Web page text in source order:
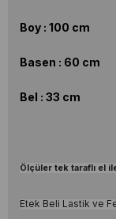
Boy : 100 cm
Basen : 60 cm
Bel : 33 cm
Ölçüler tek taraflı el
Etek Beli Lastik ve